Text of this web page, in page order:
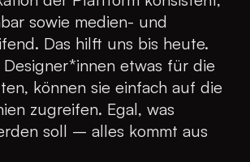
sowie medien- und
Das hilft uns bis heute.
etwas für die
können sie einfach auf die
zugreifen. Egal, was
soll – alles kommt aus